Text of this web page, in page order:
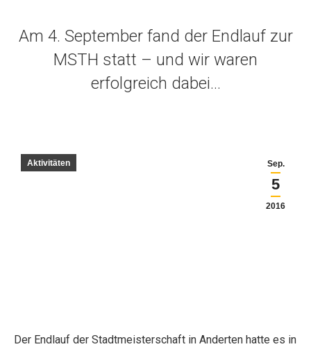
Am 4. September fand der Endlauf zur
MSTH statt – und wir waren
erfolgreich dabei…
Sep.
5
2016
Aktivitäten
Der Endlauf der Stadtmeisterschaft in Anderten hatte es in